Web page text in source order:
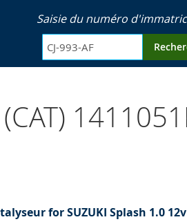
Saisie du numéro
for SUZUKI Splash 1.0 12v